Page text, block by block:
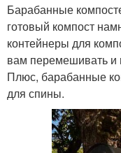
Барабанные
готовый компост
контейнеры для
вам перемешивать и
Плюс, барабанные
для спины.